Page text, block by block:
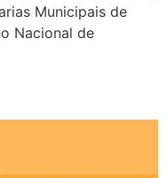
Municipais de
Nacional de